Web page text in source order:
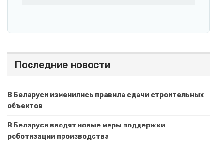
Последние новости
В Беларуси изменились правила сдачи строительных
объектов
В Беларуси вводят новые меры поддержки
роботизации производства